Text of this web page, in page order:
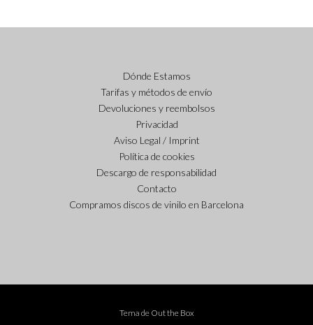
Dónde Estamos
Tarifas y métodos de envío
Devoluciones y reembolsos
Privacidad
Aviso Legal / Imprint
Política de cookies
Descargo de responsabilidad
Contacto
Compramos discos de vinilo en Barcelona
Tema de Out the Box